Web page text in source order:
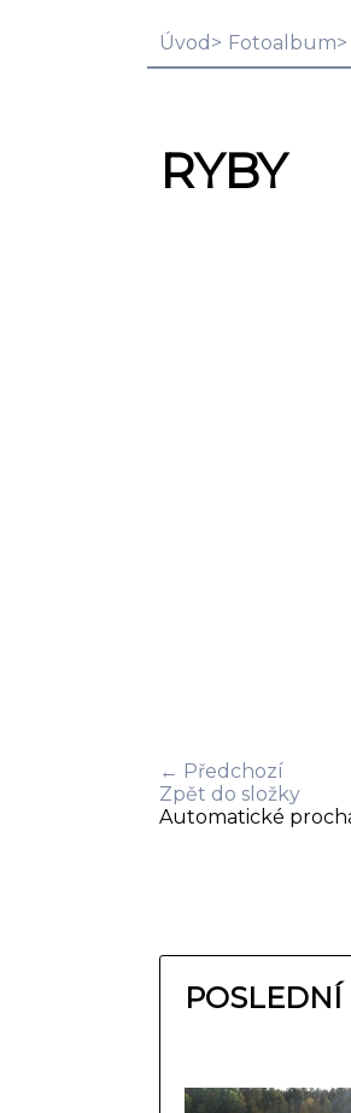
Úvod Fotoalbum
RYBY
← Předchozí
Zpět do složky
Automatické
POSLEDNÍ